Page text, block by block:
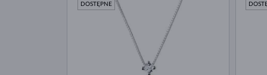
DOSTĘPNE